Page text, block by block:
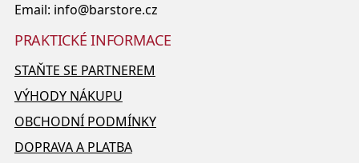
Email: info@barstore.cz
PRAKTICKÉ INFORMACE
STAŇTE SE PARTNEREM
VÝHODY NÁKUPU
OBCHODNÍ PODMÍNKY
DOPRAVA A PLATBA